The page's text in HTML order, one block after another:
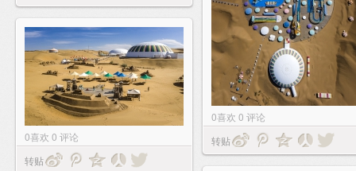
0喜欢 0 评论
转贴
0喜欢 0 评论
转贴